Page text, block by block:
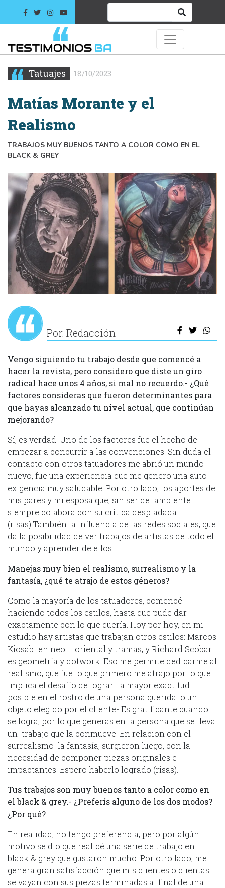
Tatuajes 18/10/2023
Matías Morante y el
Realismo
TRABAJOS MUY BUENOS TANTO A COLOR COMO EN EL
BLACK & GREY
Por: Redacción
Vengo siguiendo tu trabajo desde que comencé a
hacer la revista, pero considero que diste un giro
radical hace unos 4 años, si mal no recuerdo.- ¿Qué
factores consideras que fueron determinantes para
que hayas alcanzado tu nivel actual, que continúan
mejorando?
Sí, es verdad. Uno de los factores fue el hecho de
empezar a concurrir a las convenciones. Sin duda el
contacto con otros tatuadores me abrió un mundo
nuevo, fue una experiencia que me genero una auto
exigencia muy saludable. Por otro lado, los aportes de
mis pares y mi esposa que, sin ser del ambiente
siempre colabora con su crítica despiadada
(risas).También la influencia de las redes sociales, que
da la posibilidad de ver trabajos de artistas de todo el
mundo y aprender de ellos.
Manejas muy bien el realismo, surrealismo y la
fantasía, ¿qué te atrajo de estos géneros?
Como la mayoría de los tatuadores, comencé
haciendo todos los estilos, hasta que pude dar
exactamente con lo que quería. Hoy por hoy, en mi
estudio hay artistas que trabajan otros estilos: Marcos
Kiosabi en neo – oriental y tramas, y Richard Scobar
es geometría y dotwork. Eso me permite dedicarme al
realismo, que fue lo que primero me atrajo por lo que
implica el desafío de lograr la mayor exactitud
posible en el rostro de una persona querida o un
objeto elegido por el cliente- Es gratificante cuando
se logra, por lo que generas en la persona que se lleva
un trabajo que la conmueve. En relacion con el
surrealismo la fantasía, surgieron luego, con la
necesidad de componer piezas originales e
impactantes. Espero haberlo logrado (risas).
Tus trabajos son muy buenos tanto a color como en
el black & grey.- ¿Preferís alguno de los dos modos?
¿Por qué?
En realidad, no tengo preferencia, pero por algún
motivo se dio que realicé una serie de trabajo en
black & grey que gustaron mucho. Por otro lado, me
genera gran satisfacción que mis clientes o clientas
se vayan con sus piezas terminadas al final de una